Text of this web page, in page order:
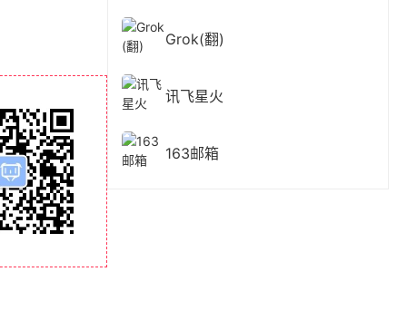
Grok(翻)
讯飞星火
163邮箱